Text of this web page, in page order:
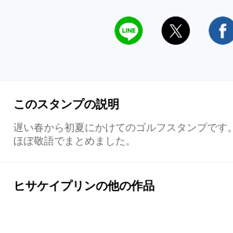
このスタンプの説明
遅い春から初夏にかけてのゴルフスタンプです。
ほぼ敬語でまとめました。
ヒサケイプリンの他の作品